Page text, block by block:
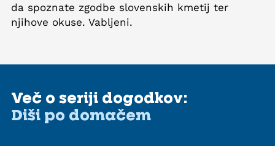
da spoznate zgodbe slovenskih kmetij ter
njihove okuse. Vabljeni.
Več o seriji dogodkov:
Diši po domačem